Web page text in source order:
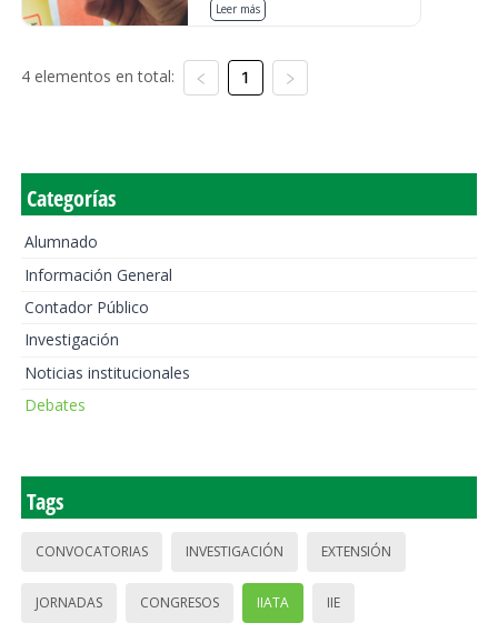
Leer más
4 elementos en total: 1
Categorías
Alumnado
Información General
Contador Público
Investigación
Noticias institucionales
Debates
Tags
CONVOCATORIAS INVESTIGACIÓN EXTENSIÓN
JORNADAS CONGRESOS IIATA IIE